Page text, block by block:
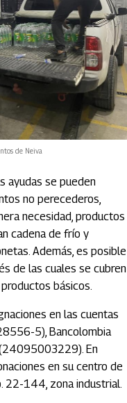
de Neiva
ayudas se pueden
no perecederos,
necesidad, productos
cadena de frío y
Además, es posible
de las cuales se cubren
básicos.
en las cuentas
5), Bancolombia
En
en su centro de
22-144, zona industrial.